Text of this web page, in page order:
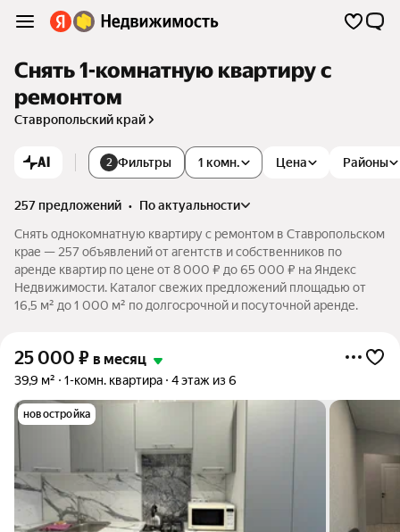
Снять 1-комнатную квартиру с
ремонтом
Ставропольский край
AI 2 Фильтры Цена
1 комн. Районы
257 предложений •
по актуальности
Снять однокомнатную квартиру с ремонтом в Ставропольском
крае — 257 объявлений от агентств и собственников по
аренде квартир по цене от 8 000 ₽ до 65 000 ₽ на Яндекс
Недвижимости. Каталог свежих предложений площадью от
16,5 м² до 1 000 м² по долгосрочной и посуточной аренде.
25 000 ₽ в месяц
39,9 м² 1-комн. квартира 4 этаж из 6
новостройка